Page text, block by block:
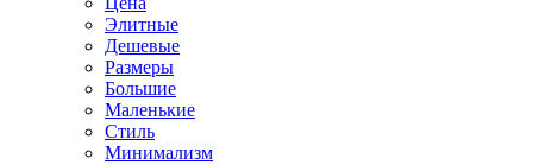
Элитные
Дешевые
Размеры
Большие
Маленькие
Стиль
Минимализм